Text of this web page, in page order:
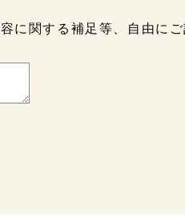
に関する補足等、自由にご